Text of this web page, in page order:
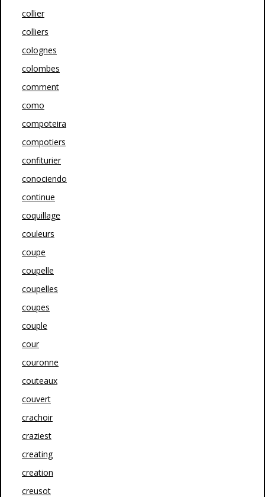
collier
colliers
colognes
colombes
comment
como
compoteira
compotiers
confiturier
conociendo
continue
coquillage
couleurs
coupe
coupelle
coupelles
coupes
couple
cour
couronne
couteaux
couvert
crachoir
craziest
creating
creation
creusot